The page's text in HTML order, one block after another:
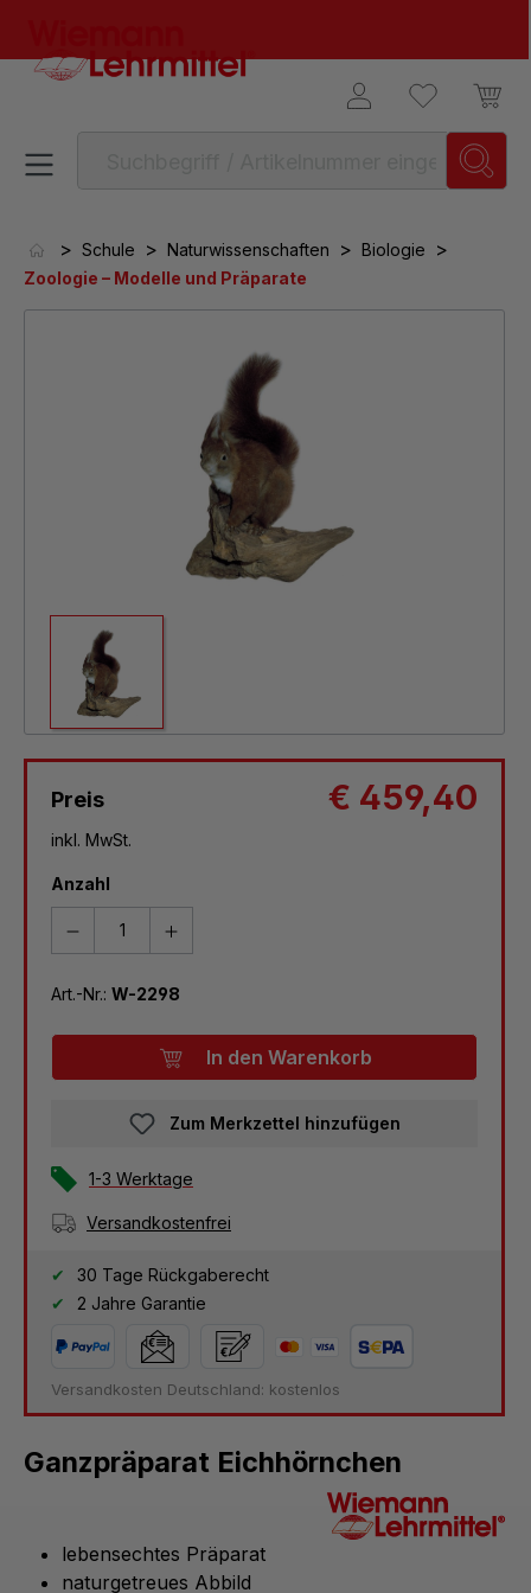
> Schule > Naturwissenschaften > Biologie >
Zoologie – Modelle und Präparate
Preis € 459,40
inkl. MwSt.
Anzahl
Art.-Nr.: W-2298
In den Warenkorb
Zum Merkzettel hinzufügen
1-3 Werktage
Versandkostenfrei
30 Tage Rückgaberecht
2 Jahre Garantie
Versandkosten Deutschland: kostenlos
Ganzpräparat Eichhörnchen
lebensechtes Präparat
naturgetreues Abbild